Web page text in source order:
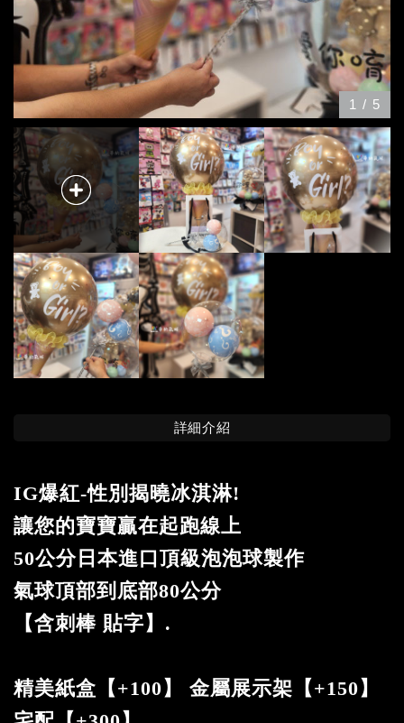
1 / 5
詳細介紹
IG爆紅-性別揭曉冰淇淋!
讓您的寶寶贏在起跑線上
50公分日本進口頂級泡泡球製作
氣球頂部到底部80公分
【含刺棒 貼字】.
精美紙盒【+100】 金屬展示架【+150】